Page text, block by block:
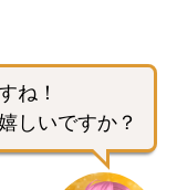
ね！
しいですか？